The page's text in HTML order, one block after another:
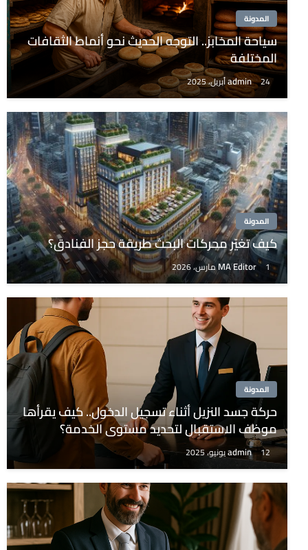
المدونة
سياحة المخابز.. التوجه الحديث نحو أنماط الثقافات
المختلفة
admin 24 أبريل، 2025
المدونة
كيف تغيّر محركات البحث طريقة حجز الفنادق؟
MA Editor 1 مارس، 2026
المدونة
حركة جسد النزيل أثناء تسجيل الدخول.. كيف يقرأها
موظف الاستقبال لتحديد مستوى الخدمة؟
admin 12 يونيو، 2025